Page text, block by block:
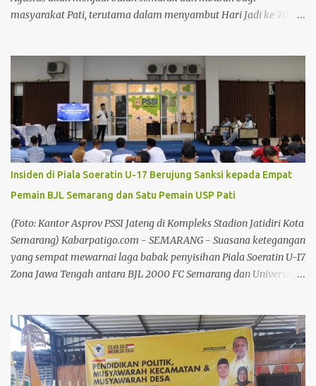
masyarakat. "P...
masyarakat Pati, terutama dalam menyambut Hari Jadi ke 703
mengajak masyarakat menyemarakkan pesta rakyat tersebut,
akan banyak hiburan dan pentas lainnya yang dinikmati
masyarakat. "Ada pentas budaya, pentas seni, pesta rakyat, bazar,
dan masih banyak lagi yang lainnya", tutur Plt Bupati, Jumat
(1/8/26) di Pendopo Kabupaten Pati. Baca juga: Rekam Jejak
Panjang di Bidang Pidana Khusus, Hadiman Nakhodai Kejari Pati
Baca juga: Insiden di Piala Soeratin U-17 Berujung Sanksi kepada
Empat Pemain BJL Semarang dan Satu Pemain USP Pati Baca
juga: Memasuki Kemarau Panjang, Pemkab Pati Siapkan Strategi
Atasi Kekeringan Baca juga: Kebijakan Larangan Jual LKS Dinilai
Tak Matang, Fatkhu...
Insiden di Piala Soeratin U-17 Berujung Sanksi kepada Empat
Pemain BJL Semarang dan Satu Pemain USP Pati
(Foto: Kantor Asprov PSSI Jateng di Kompleks Stadion Jatidiri Kota
Semarang) Kabarpatigo.com - SEMARANG - Suasana ketegangan
yang sempat mewarnai laga babak penyisihan Piala Soeratin U-17
Zona Jawa Tengah antara BJL 2000 FC Semarang dan Universitas
sanksi kepada empat pemain yang terlibat dalam insiden
tersebut. Tiga pemain BJL 2000 FC Semarang dijatuhi sanksi
disiplin, karena dinilai terlibat dalam kericuhan. Lakeisha Rafie
Ahza asal BJL 2000 FC, mendapat hukuman skorsing satu